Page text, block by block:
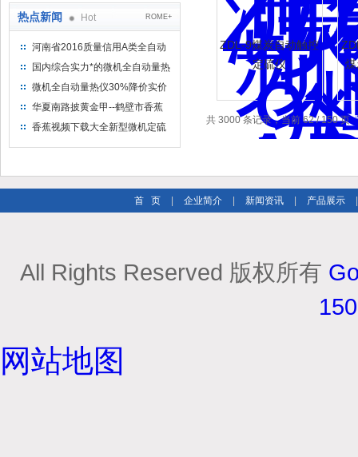
热点新闻 Hot ROME+
河南省2016质量信用A类全自动
量热仪
国内综合实力*的微机全自动量热
仪制造企业
微机全自动量热仪30%降价实价
出售
华夏南路披黄金甲--鹤壁市香蕉
视频下载大全仪器仪表有限公司
香蕉视频下载大全新型微机定硫
ZDL-9煤炭自动触控
定硫仪
共 3000 条记录，当前 62 / 150 页
首 页 企业简介 新闻资讯 产品展示
All Rights Reserved 版权所有
网站地图